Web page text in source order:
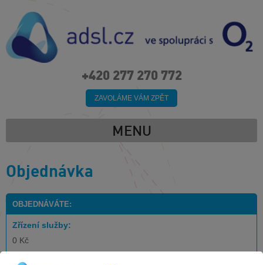
+420 277 270 772
ZAVOLÁME VÁM ZPĚT
MENU
Objednávka
OBJEDNÁVÁTE:
Zřízení služby:
0 Kč